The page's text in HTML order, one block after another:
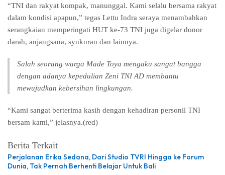
“TNI dan rakyat kompak, manunggal. Kami selalu bersama rakyat
dalam kondisi apapun,” tegas Lettu Indra seraya menambahkan
serangkaian memperingati HUT ke-73 TNI juga digelar donor
darah, anjangsana, syukuran dan lainnya.
Salah seorang warga Made Toya mengaku sangat bangga
dengan adanya kepedulian Zeni TNI AD membantu
mewujudkan kebersihan lingkungan.
“Kami sangat berterima kasih dengan kehadiran personil TNI
bersam kami,” jelasnya.(red)
Berita Terkait
Perjalanan Erika Sedana, Dari Studio TVRI Hingga ke Forum
Dunia, Tak Pernah Berhenti Belajar Untuk Bali